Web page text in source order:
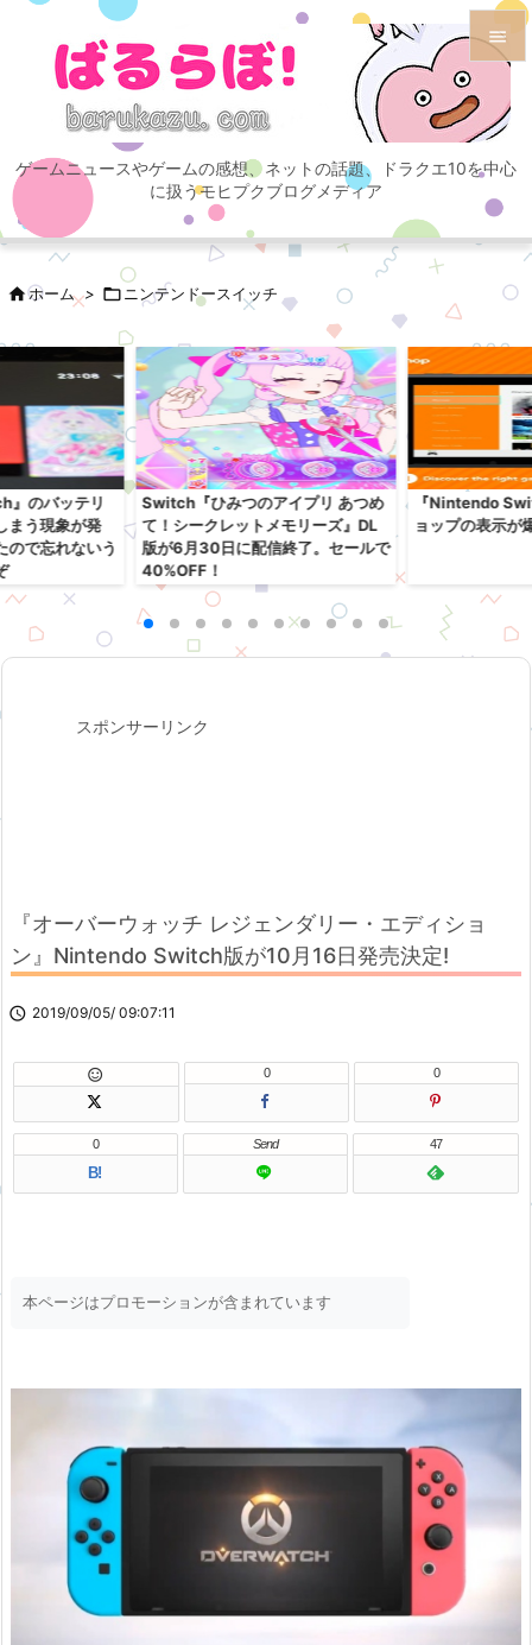
ゲームニュースやゲームの感想、ネットの話題、ドラクエ10を中心
に扱うモヒプクブログメディア

メニュ

サイド

次へ
ホーム >  ニンテンドースイッチ
のバッテリ
まう現象が発
ので忘れないう
Switch『ひみつのアイプリ あつめ
て！シークレットメモリーズ』DL
版が6月30日に配信終了。セールで
40%OFF！
『Nintendo
ョップの表示が
スポンサーリンク
『オーバーウォッチ レジェンダリー・エディショ
ン』Nintendo Switch版が10月16日発売決定!
 2019/09/05/ 09:07:11
 0 0
B!
0 Send 47
本ページはプロモーションが含まれています